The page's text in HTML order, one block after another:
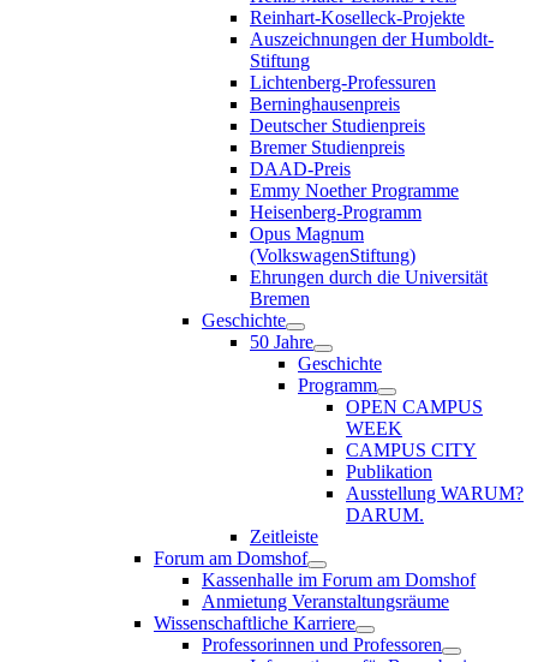
Reinhart-Koselleck-Projekte
Auszeichnungen der Humboldt-
Stiftung
Lichtenberg-Professuren
Berninghausenpreis
Deutscher Studienpreis
Bremer Studienpreis
DAAD-Preis
Emmy Noether Programme
Heisenberg-Programm
Opus Magnum
(VolkswagenStiftung)
Ehrungen durch die Universität
Bremen
Geschichte
50 Jahre
Geschichte
Programm
OPEN CAMPUS
WEEK
CAMPUS CITY
Publikation
Ausstellung WARUM?
DARUM.
Zeitleiste
Forum am Domshof
Kassenhalle im Forum am Domshof
Anmietung Veranstaltungsräume
Wissenschaftliche Karriere
Professorinnen und Professoren